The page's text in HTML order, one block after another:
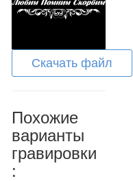
Скачать файл
Похожие
варианты
гравировки
: